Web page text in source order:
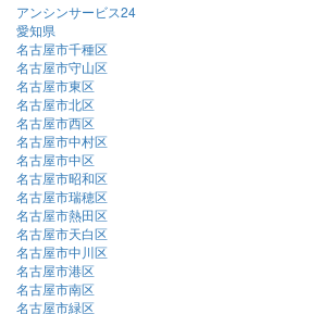
アンシンサービス24
愛知県
名古屋市千種区
名古屋市守山区
名古屋市東区
名古屋市北区
名古屋市西区
名古屋市中村区
名古屋市中区
名古屋市昭和区
名古屋市瑞穂区
名古屋市熱田区
名古屋市天白区
名古屋市中川区
名古屋市港区
名古屋市南区
名古屋市緑区